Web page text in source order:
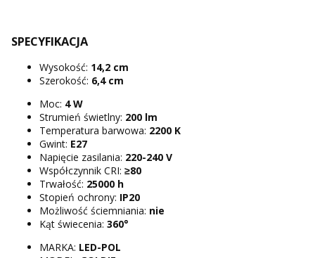
SPECYFIKACJA
Wysokość: 14,2 cm
Szerokość: 6,4 cm
Moc: 4 W
Strumień świetlny: 200 lm
Temperatura barwowa: 2200 K
Gwint: E27
Napięcie zasilania: 220-240 V
Współczynnik CRI: ≥80
Trwałość: 25000 h
Stopień ochrony: IP20
Możliwość ściemniania: nie
Kąt świecenia: 360°
MARKA: LED-POL